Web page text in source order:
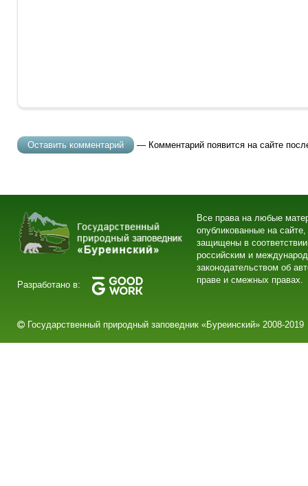
— Комментарий появится на сайте
Разработано в:
Все права на любые
опубликованные на сайте,
защищены в
российским и
законодательством об
праве и смежных правах.
Государственный природный заповедник «Буреинский» 2008-2019